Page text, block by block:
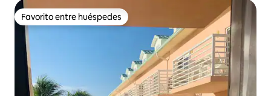
Favorito entre huéspedes
Favorito entre huéspedes